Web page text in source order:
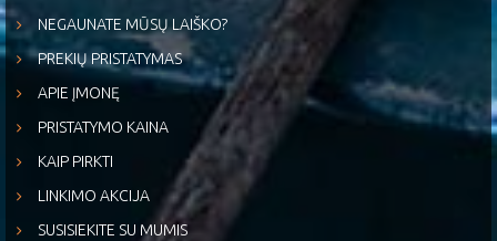
NEGAUNATE MŪSŲ LAIŠKO?
PREKIŲ PRISTATYMAS
APIE ĮMONĘ
PRISTATYMO KAINA
KAIP PIRKTI
LINKIMO AKCIJA
SUSISIEKITE SU MUMIS